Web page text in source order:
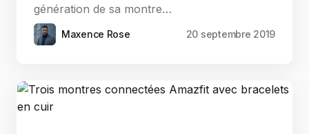
génération de sa montre…
Maxence Rose 20 septembre 2019